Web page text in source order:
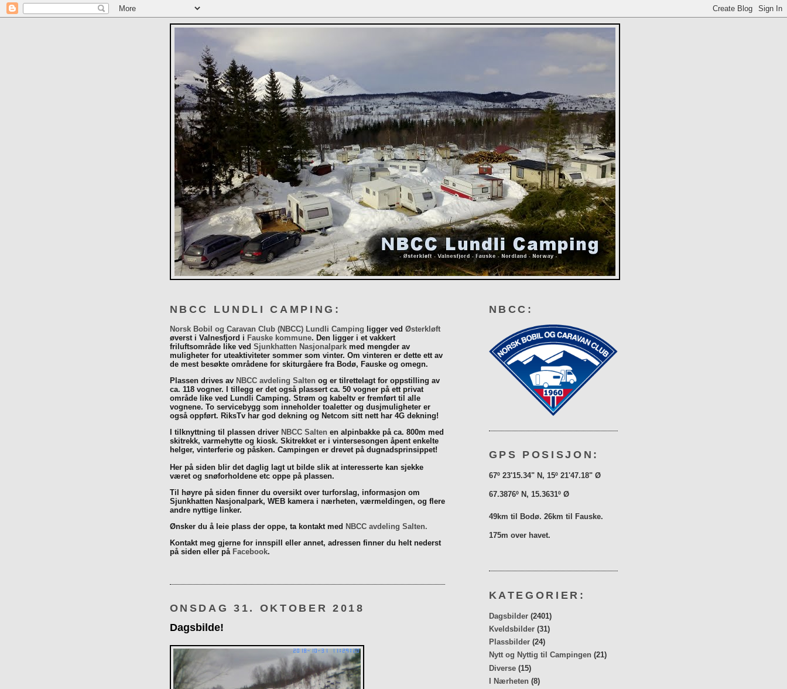
NBCC LUNDLI CAMPING:
Norsk Bobil og Caravan Club (NBCC) Lundli Camping ligger ved Østerkløft
øverst i Valnesfjord i Fauske kommune. Den ligger i et vakkert
friluftsområde like ved Sjunkhatten Nasjonalparkmed mengder av
muligheter for uteaktiviteter sommer som vinter. Om vinteren er dette ett av
de mest besøkte områdene for skiturgåere fra Bodø, Fauske og omegn.
Plassen drives av NBCC avdeling Salten og er tilrettelagt for oppstilling av
ca. 118 vogner. I tillegg er det også plassert ca. 50 vogner på ett privat
område like ved Lundli Camping. Strøm og kabeltv er fremført til alle
vognene. To servicebygg som inneholder toaletter og dusjmuligheter er
også oppført. RiksTv har god dekning og Netcom sitt nett har 4G dekning!
I tilknyttning til plassen driver NBCC Salten en alpinbakke på ca. 800m med
skitrekk, varmehytte og kiosk. Skitrekket er i vintersesongen åpent enkelte
helger, vinterferie og påsken. Campingen er drevet på dugnadsprinsippet!
Her på siden blir det daglig lagt ut bilde slik at interesserte kan sjekke
været og snøforholdene etc oppe på plassen.
Til høyre på siden finner du oversikt over turforslag, informasjon om
Sjunkhatten Nasjonalpark, WEB kamera i nærheten, værmeldingen, og flere
andre nyttige linker.
Ønsker du å leie plass der oppe, ta kontakt med NBCC avdeling Salten.
Kontakt meg gjerne for innspill eller annet, adressen finner du helt nederst
på siden eller på Facebook.
ONSDAG 31. OKTOBER 2018
Dagsbilde!
NBCC:
GPS POSISJON:
67º 23'15.34" N, 15º 21'47.18" Ø
67.3876º N, 15.3631º Ø
49km til Bodø. 26km til Fauske.
175m over havet.
KATEGORIER:
Dagsbilder (2401)
Kveldsbilder (31)
Plassbilder (24)
Nytt og Nyttig til Campingen (21)
Diverse (15)
I Nærheten (8)